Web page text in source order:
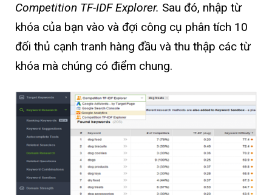
Competition TF-IDF Explorer. Sau đó, nhập từ
khóa của bạn vào và đợi công cụ phân tích 10
đối thủ cạnh tranh hàng đầu và thu thập các từ
khóa mà chúng có điểm chung.